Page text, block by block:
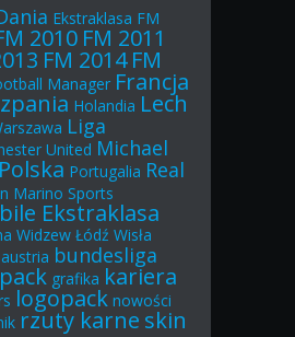
Ekstraklasa FM
2010 FM 2011
FM 2014 FM
Manager Francja
Holandia Lech
Liga
United Michael
Polska Portugalia Real
Marino Sports
Ekstraklasa
Widzew Łódź Wisła
austria bundesliga
grafika kariera
logopack nowości
rzuty karne skin